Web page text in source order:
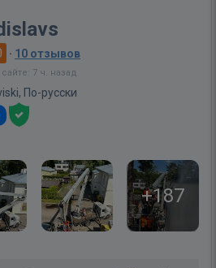
· 10 отзывов
7 ч. назад
По-русски
+187